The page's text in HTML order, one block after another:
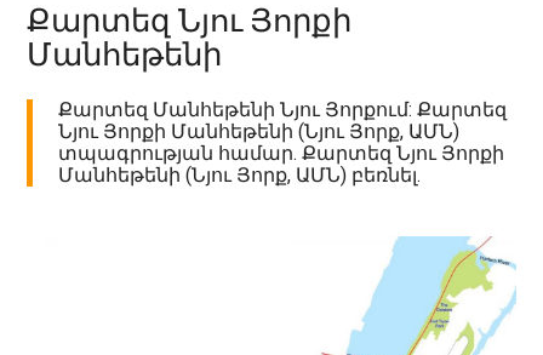
Քարտեզ Նյու Յորքի
Մանհեթենի
Քարտեզ Մանհեթենի Նյու Յորքում: Քարտեզ
Նյու Յորքի Մանհեթենի (Նյու Յորք, ԱՄՆ)
տպագրության համար. Քարտեզ Նյու Յորքի
Մանհեթենի (Նյու Յորք, ԱՄՆ) բեռնել.